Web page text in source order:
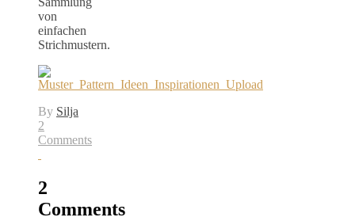
von
einfachen
Strichmustern.
By Silja
2
Comments
2
Comments